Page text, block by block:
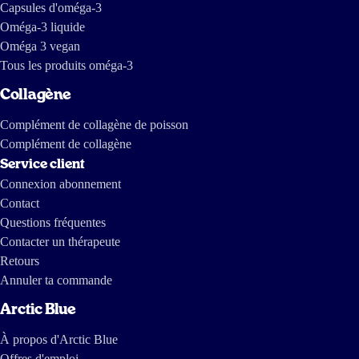
Capsules d'oméga-3
Oméga-3 liquide
Oméga 3 vegan
Tous les produits oméga-3
Collagène
Complément de collagène de poisson
Complément de collagène
Service client
Connexion abonnement
Contact
Questions fréquentes
Contacter un thérapeute
Retours
Annuler ta commande
Arctic Blue
À propos d'Arctic Blue